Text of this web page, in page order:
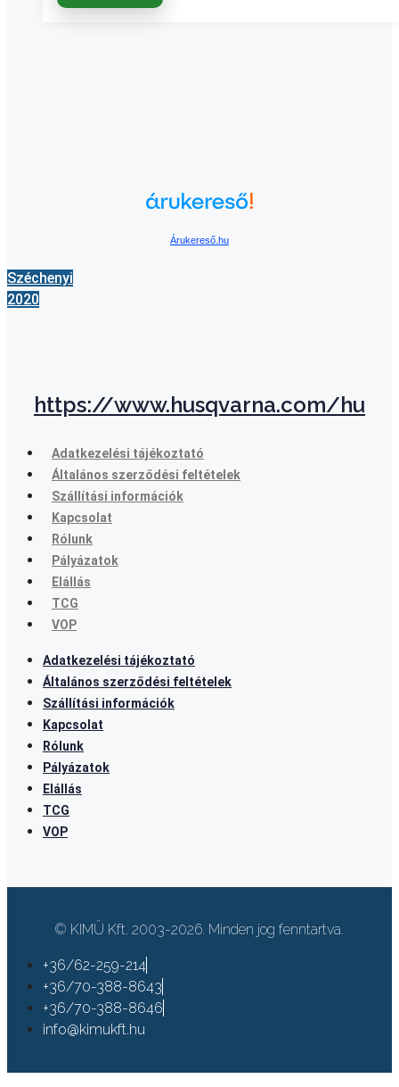
Árukereső.hu
Széchenyi
2020
https://www.husqvarna.com/hu
Adatkezelési tájékoztató
Általános szerződési feltételek
Szállítási információk
Kapcsolat
Rólunk
Pályázatok
Elállás
TCG
VOP
Adatkezelési tájékoztató
Általános szerződési feltételek
Szállítási információk
Kapcsolat
Rólunk
Pályázatok
Elállás
TCG
VOP
© KIMÜ Kft. 2003-2026. Minden jog fenntartva.
+36/62-259-214
+36/70-388-8643
+36/70-388-8646
info@kimukft.hu